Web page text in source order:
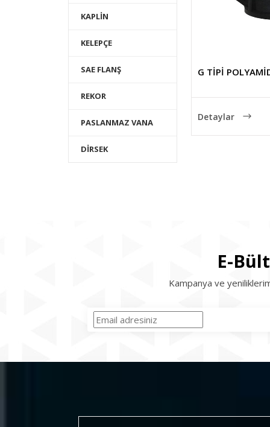
KAPLİN
KELEPÇE
SAE FLANŞ
REKOR
PASLANMAZ VANA
DİRSEK
G TİPİ
Detaylar
E-
Kampanya ve